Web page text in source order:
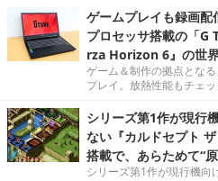
ゲームプレイも録画
プロセッサ搭載の「G
rza Horizon 6』の世
ゲーム＆制作の拠点とな
プレイ。放熱性能もチェッ
シリーズ第1作が現行
ない『カルドセプト
搭載で、あらためて“
シリーズ第1作が現行機向